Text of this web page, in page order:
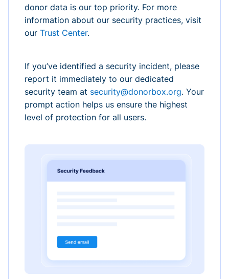
donor data is our top priority. For more
information about our security practices, visit
our Trust Center.
If you’ve identified a security incident, please
report it immediately to our dedicated
security team at security@donorbox.org. Your
prompt action helps us ensure the highest
level of protection for all users.